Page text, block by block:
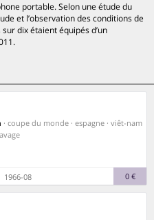
portable. Selon une étude du
et l’observation des conditions de
dix étaient équipés d’un
· coupe du monde · espagne · viêt-nam
1966-08 0 €